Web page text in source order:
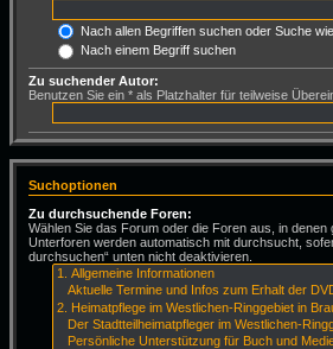
Nach allen Begriffen suchen oder Suche
Nach einem Begriff suchen
Zu suchender Autor:
Benutzen Sie ein * als Platzhalter für teilweise
Suchoptionen
Zu durchsuchende Foren:
Wählen Sie das Forum oder die Foren aus, in denen
Unterforen werden automatisch mit durchsucht,
durchsuchen“ unten nicht deaktivieren.